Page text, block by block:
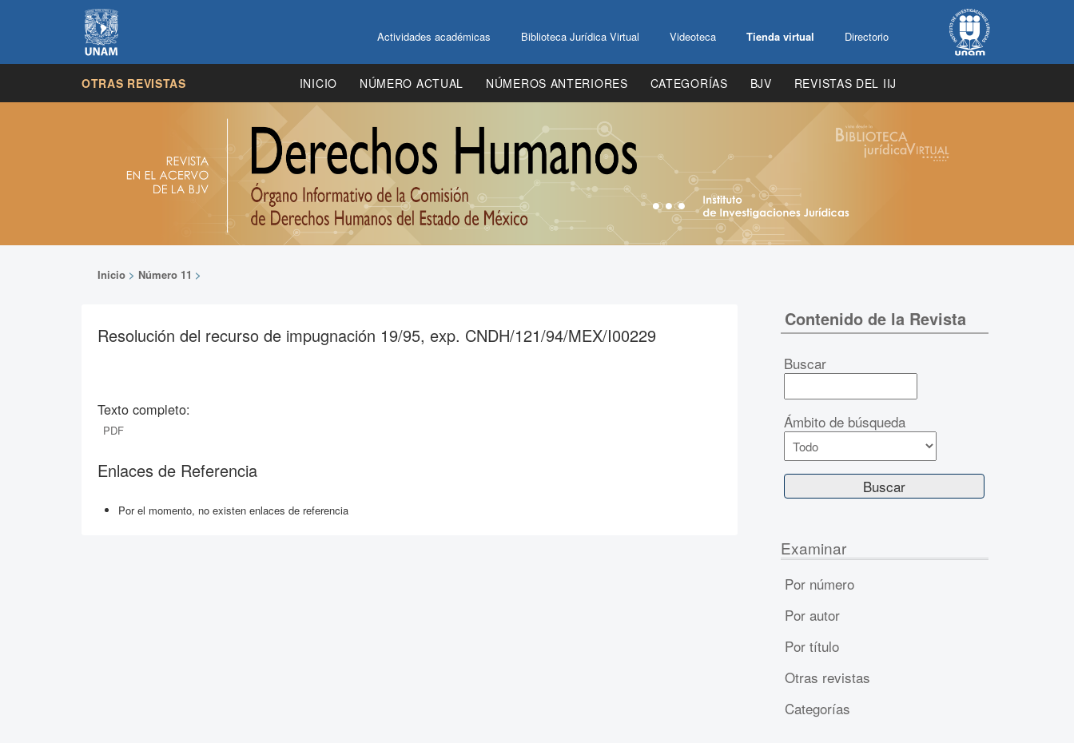
Actividades académicas Biblioteca Jurídica Virtual Videoteca Tienda virtual Directorio
OTRAS REVISTAS INICIO NÚMERO ACTUAL NÚMEROS ANTERIORES CATEGORÍAS BJV REVISTAS DEL IIJ
Inicio > Número 11 >
Resolución del recurso de impugnación 19/95, exp. CNDH/121/94/MEX/I00229
Texto completo:
PDF
Enlaces de Referencia
Por el momento, no existen enlaces de referencia
Contenido de la Revista
Buscar
Ámbito de búsqueda
Examinar
Por número
Por autor
Por título
Otras revistas
Categorías